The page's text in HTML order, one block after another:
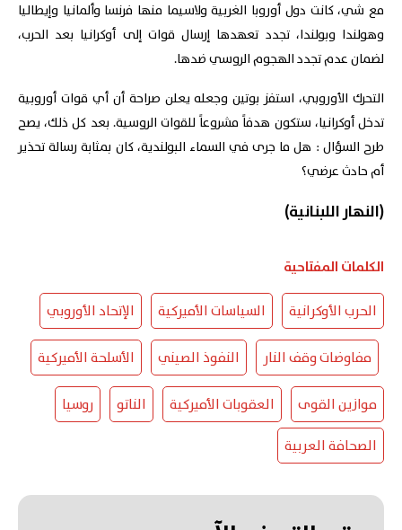
مع شي، كانت دول أوروبا الغربية ولاسيما منها فرنسا وألمانيا وإيطاليا
وهولندا وبولندا، تجدد تعهدها إرسال قوات إلى أوكرانيا بعد الحرب،
لضمان عدم تجدد الهجوم الروسي ضدها.
التحرك الأوروبي، استفز بوتين وجعله يعلن صراحة أن أي قوات أوروبية
تدخل أوكرانيا، ستكون هدفاً مشروعاً للقوات الروسية. بعد كل ذلك، يصح
طرح السؤال : هل ما جرى في السماء البولندية، كان بمثابة رسالة تحذير
أم حادث عرضي؟
(النهار اللبنانية)
الكلمات المفتاحية
الحرب الأوكرانية السياسات الأميركية الإتحاد الأوروبي
مفاوضات وقف النار النفوذ الصيني الأسلحة الأميركية
موازين القوى العقوبات الأميركية الناتو
روسيا
الصحافة العربية